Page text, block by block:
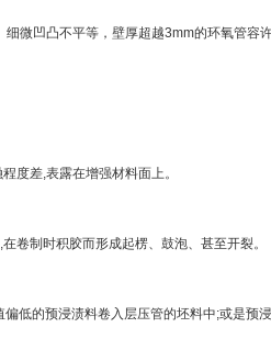
凹凸不平等，壁厚超越3mm的环氧管容许
差,表露在增强材料面上。
制时积胶而形成起楞、鼓泡、甚至开裂。
的预浸渍料卷入层压管的坯料中;或是预